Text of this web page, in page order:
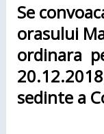
Se
orasului
ordinara
sedinte a